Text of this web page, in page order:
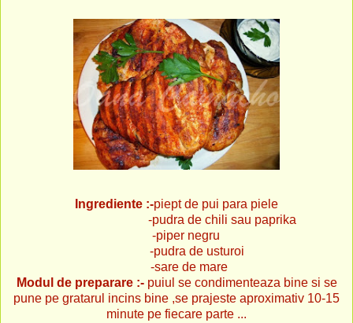
Ingrediente :-piept de pui para piele
-pudra de chili sau paprika
-piper negru
-pudra de usturoi
-sare de mare
Modul de preparare :- puiul se condimenteaza bine si se
pune pe gratarul incins bine ,se prajeste aproximativ 10-15
minute pe fiecare parte ...